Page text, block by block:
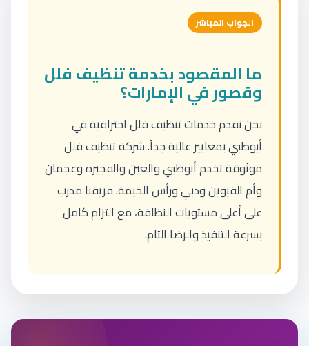
الجواب المباشر
ما المقصود بخدمة تنظيف فلل
وقصور في الإمارات؟
نحن نقدم خدمات تنظيف فلل احترافية في
أبوظبي بمعايير عالية جداً. شركة تنظيف فلل
موثوقة تخدم أبوظبي والعين والفجيرة وعجمان
وأم القيوين ودبي ورأس الخيمة. فريقنا مدرب
على أعلى مستويات النظافة، مع التزام كامل
بسرعة التنفيذ والرضا التام.